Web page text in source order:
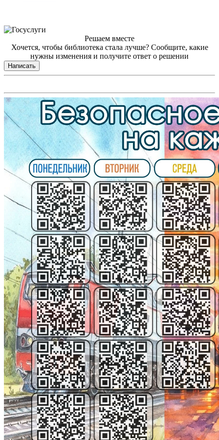
Решаем вместе
Хочется, чтобы библиотека стала лучше? Сообщите, какие
нужны изменения и получите ответ о решении
Написать